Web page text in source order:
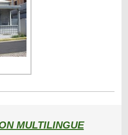
MULTILINGUE